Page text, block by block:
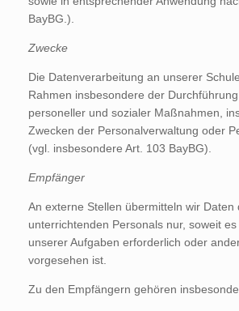
BayBG.).
Zwecke
Die Datenverarbeitung an unserer
Rahmen insbesondere der
personeller und sozialer Maßnahmen,
Zwecken der Personalverwaltung oder
(vgl. insbesondere Art. 103 BayBG).
Empfänger
An externe Stellen übermitteln wir Daten
unterrichtenden Personals nur, soweit
unserer Aufgaben erforderlich oder
vorgesehen ist.
Zu den Empfängern gehören